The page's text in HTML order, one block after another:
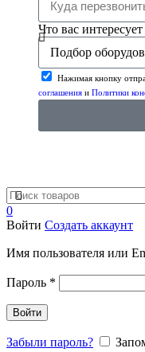
Что вас интересует
Нажимая кнопку
соглашения и Политики
0
Войти Создать аккаунт
Имя пользователя или
Пароль *
Войти
Забыли пароль?